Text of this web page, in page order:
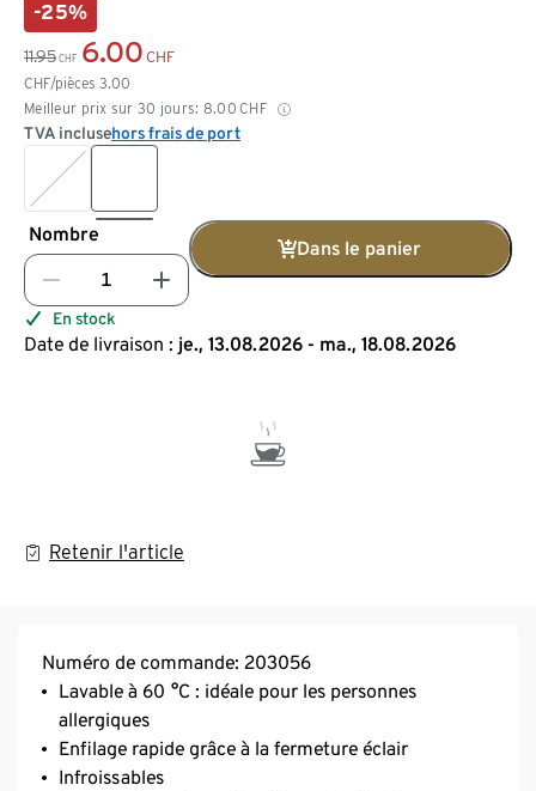
-25%
11.95 CHF 6.00 CHF
CHF/pièces 3.00
Meilleur prix sur 30 jours: 8.00 CHF
TVA inclusehors frais de port
Nombre
Dans le panier
En stock
Date de livraison : je., 13.08.2026 - ma., 18.08.2026
Retenir l'article
Numéro de commande: 203056
Lavable à 60 °C : idéale pour les personnes
allergiques
Enfilage rapide grâce à la fermeture éclair
Infroissables